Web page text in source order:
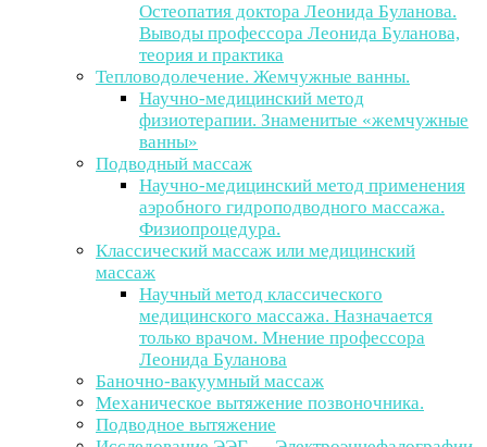
Остеопатия доктора Леонида Буланова.
Выводы профессора Леонида Буланова,
теория и практика
Тепловодолечение. Жемчужные ванны.
Научно-медицинский метод
физиотерапии. Знаменитые «жемчужные
ванны»
Подводный массаж
Научно-медицинский метод применения
аэробного гидроподводного массажа.
Физиопроцедура.
Классический массаж или медицинский
массаж
Научный метод классического
медицинского массажа. Назначается
только врачом. Мнение профессора
Леонида Буланова
Баночно-вакуумный массаж
Механическое вытяжение позвоночника.
Подводное вытяжение